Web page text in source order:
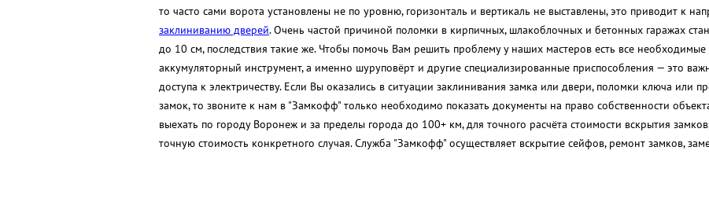
то часто сами ворота установлены не по уровню, горизонталь и вертикаль не выставлены, это приводит к
заклиниванию дверей. Очень частой причиной поломки в кирпичных, шлакоблочных и бетонных гаражах
до 10 см, последствия такие же. Чтобы помочь Вам решить проблему у наших мастеров есть все
аккумуляторный инструмент, а именно шуруповёрт и другие специализированные приспособления — это
доступа к электричеству. Если Вы оказались в ситуации заклинивания замка или двери, поломки ключа или
замок, то звоните к нам в "Замкофф" только необходимо показать документы на право собственности
выехать по городу Воронеж и за пределы города до 100+ км, для точного расчёта стоимости вскрытия
точную стоимость конкретного случая. Служба "Замкофф" осуществляет вскрытие сейфов, ремонт замков,